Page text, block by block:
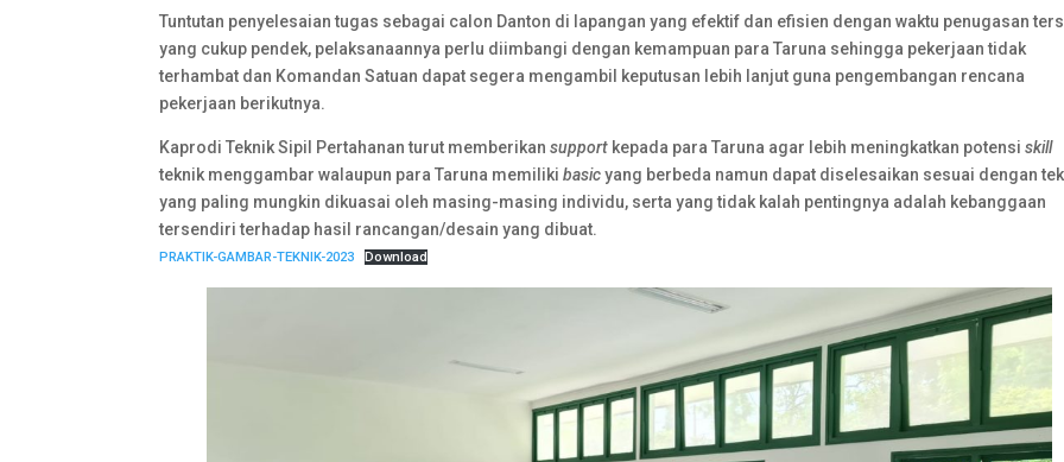
Tuntutan penyelesaian tugas sebagai calon Danton di lapangan yang efektif dan efisien dengan waktu penugasan
yang cukup pendek, pelaksanaannya perlu diimbangi dengan kemampuan para Taruna sehingga pekerjaan tidak
terhambat dan Komandan Satuan dapat segera mengambil keputusan lebih lanjut guna pengembangan rencana
pekerjaan berikutnya.
Kaprodi Teknik Sipil Pertahanan turut memberikansupport kepada para Taruna agar lebih meningkatkan potensiskill
teknik menggambar walaupun para Taruna memilikibasicyang berbeda namun dapat diselesaikan sesuai dengan
yang paling mungkin dikuasai oleh masing-masing individu, serta yang tidak kalah pentingnya adalah kebanggaan
tersendiri terhadap hasil rancangan/desain yang dibuat.
PRAKTIK-GAMBAR-TEKNIK-2023 Download